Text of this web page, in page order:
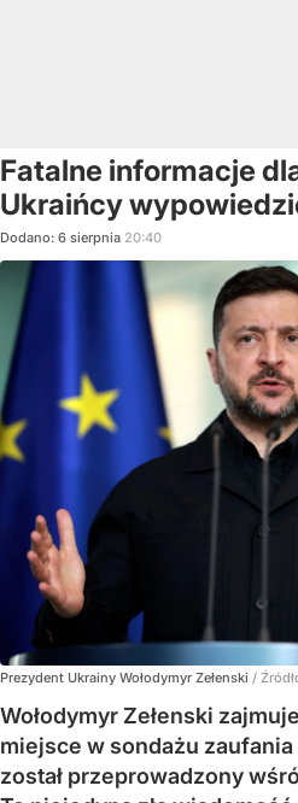
Fatalne informacje
Ukraińcy
Dodano: 6 sierpnia 20:40
Prezydent Ukrainy Wołodymyr Zełenski /
Wołodymyr Zełenski
miejsce w sondażu
został przeprowadzony